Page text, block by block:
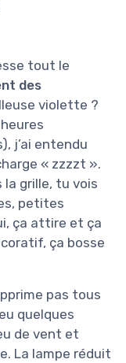
tout le
des
violette ?
j’ai entendu
« zzzzt ».
la grille, tu vois
petites
ça attire et ça
ça bosse
pas tous
quelques
de vent et
La lampe réduit